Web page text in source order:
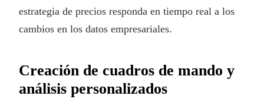
estrategia de precios responda en tiempo real a los
cambios en los datos empresariales.
Creación de cuadros de mando y
análisis personalizados